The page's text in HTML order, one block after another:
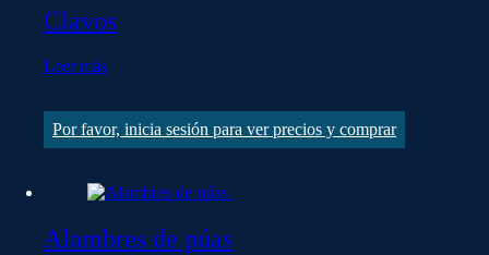
Clavos
Leer más
Por favor, inicia sesión para ver precios y comprar
Alambres de púas